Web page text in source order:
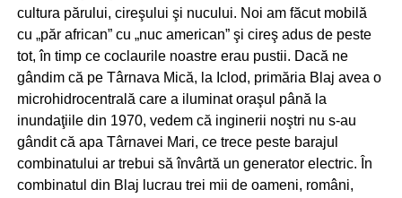
cultura părului, cireşului şi nucului. Noi am făcut mobilă
cu „păr african” cu „nuc american” şi cireş adus de peste
tot, în timp ce coclaurile noastre erau pustii. Dacă ne
gândim că pe Târnava Mică, la Iclod, primăria Blaj avea o
microhidrocentrală care a iluminat oraşul până la
inundaţiile din 1970, vedem că inginerii noştri nu s-au
gândit că apa Târnavei Mari, ce trece peste barajul
combinatului ar trebui să învârtă un generator electric. În
combinatul din Blaj lucrau trei mii de oameni, români,